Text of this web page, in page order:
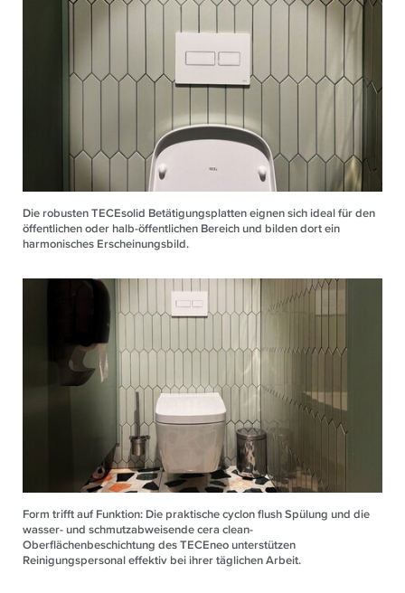
Die robusten TECEsolid Betätigungsplatten eignen sich ideal für den
öffentlichen oder halb-öffentlichen Bereich und bilden dort ein
harmonisches Erscheinungsbild.
Form trifft auf Funktion: Die praktische cyclon flush Spülung und die
wasser- und schmutzabweisende cera clean-
Oberflächenbeschichtung des TECEneo unterstützen
Reinigungspersonal effektiv bei ihrer täglichen Arbeit.